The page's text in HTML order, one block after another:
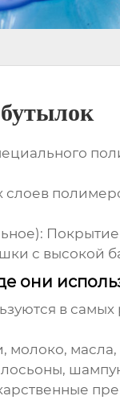
слоев
:
с высокой
они
в
молоко,